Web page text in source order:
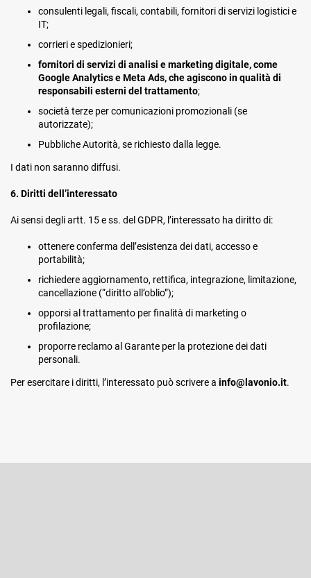
consulenti legali, fiscali, contabili, fornitori di servizi logistici e
IT;
corrieri e spedizionieri;
fornitori di servizi di analisi e marketing digitale, come
Google Analytics e Meta Ads, che agiscono in qualità di
responsabili esterni del trattamento;
società terze per comunicazioni promozionali (se
autorizzate);
Pubbliche Autorità, se richiesto dalla legge.
I dati non saranno diffusi.
6. Diritti dell’interessato
Ai sensi degli artt. 15 e ss. del GDPR, l’interessato ha diritto di:
ottenere conferma dell’esistenza dei dati, accesso e
portabilità;
richiedere aggiornamento, rettifica, integrazione, limitazione,
cancellazione (“diritto all’oblio”);
opporsi al trattamento per finalità di marketing o
profilazione;
proporre reclamo al Garante per la protezione dei dati
personali.
Per esercitare i diritti, l’interessato può scrivere a info@lavonio.it.